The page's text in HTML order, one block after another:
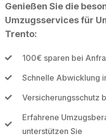
Genießen Sie die
Umzugsservices für
Trento:
100€ sparen bei
Schnelle Abwicklung
Versicherungsschutz
Erfahrene
unterstützen Sie